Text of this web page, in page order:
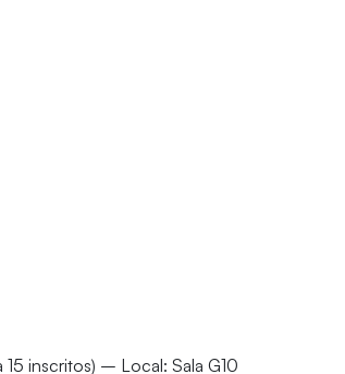
inscritos) – Local: Sala G10